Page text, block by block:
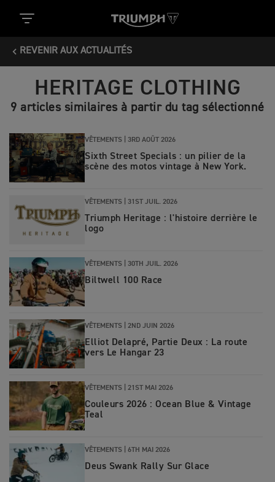
REVENIR AUX ACTUALITÉS
HERITAGE CLOTHING
9 articles similaires à partir du tag sélectionné
VÊTEMENTS | 3RD AOÛT 2026
Sixth Street Specials : un pilier de la
scène des motos vintage à New York.
VÊTEMENTS | 31ST JUIL. 2026
Triumph Heritage : l'histoire derrière le
logo
VÊTEMENTS | 30TH JUIL. 2026
Biltwell 100 Race
VÊTEMENTS | 2ND JUIN 2026
Elliot Delapré, Partie Deux : La route
vers Le Hangar 23
VÊTEMENTS | 21ST MAI 2026
Couleurs 2026 : Ocean Blue & Vintage
Teal
VÊTEMENTS | 6TH MAI 2026
Deus Swank Rally Sur Glace